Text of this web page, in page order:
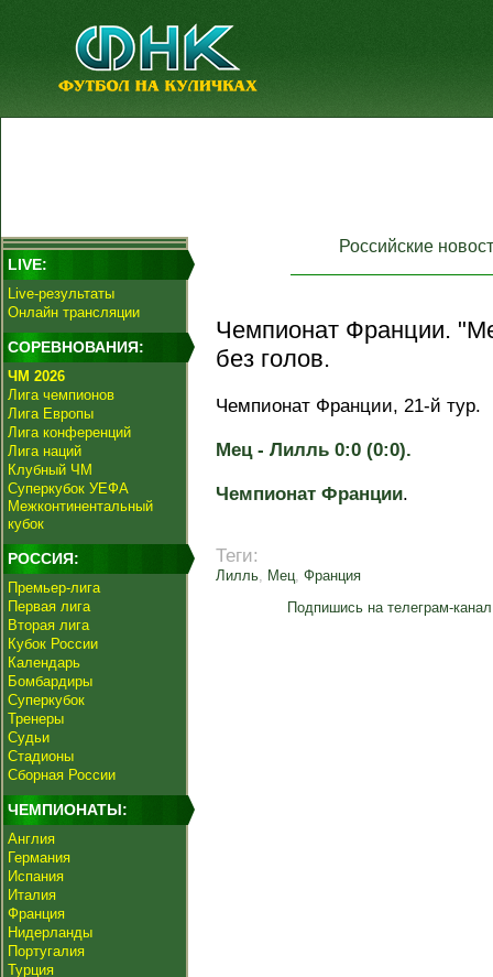
LIVE:
Live-результаты
Онлайн трансляции
СОРЕВНОВАНИЯ:
ЧМ 2026
Лига чемпионов
Лига Европы
Лига конференций
Лига наций
Клубный ЧМ
Суперкубок УЕФА
Межконтинентальный
кубок
РОССИЯ:
Премьер-лига
Первая лига
Вторая лига
Кубок России
Календарь
Бомбардиры
Суперкубок
Тренеры
Судьи
Стадионы
Сборная России
ЧЕМПИОНАТЫ:
Англия
Германия
Испания
Италия
Франция
Нидерланды
Португалия
Турция
Российские
Чемпионат Франции.
без голов.
Чемпионат Франции, 21-й тур.
Мец - Лилль 0:0 (0:0).
Чемпионат Франции.
Теги:
Лилль, Мец, Франция
Подпишись на телеграм-